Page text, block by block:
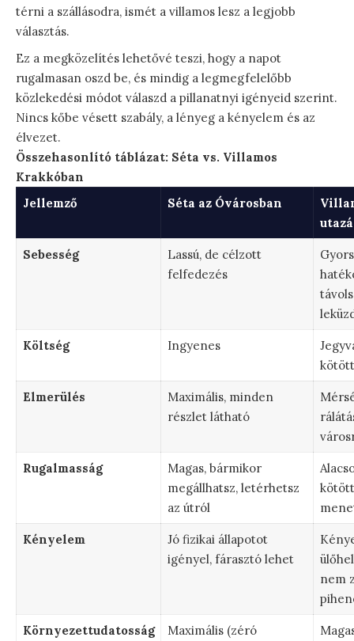
térni a szállásodra, ismét a villamos lesz a legjobb
választás.
Ez a megközelítés lehetővé teszi, hogy a napot
rugalmasan oszd be, és mindig a legmegfelelőbb
közlekedési módot válaszd a pillanatnyi igényeid szerint.
Nincs kőbe vésett szabály, a lényeg a kényelem és az
élvezet.
Összehasonlító táblázat: Séta vs. Villamos
Krakkóban
Jellemző
Séta az Óvárosban
Sebesség
Lassú, de célzott
felfedezés
Költség Ingyenes
kötött
Elmerülés
Maximális, minden
részlet látható
Rugalmasság
Magas, bármikor
megállhatsz, letérhetsz
az útról
Kényelem
Jó fizikai állapotot
igényel, fárasztó lehet
nem
Környezettudatosság
Maximális (zéró